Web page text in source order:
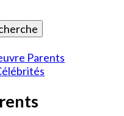
Parents